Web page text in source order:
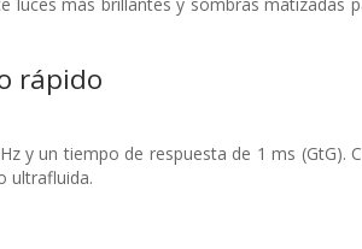
luces más brillantes y sombras matizadas
rápido
y un tiempo de respuesta de 1 ms (GtG).
ultrafluida.